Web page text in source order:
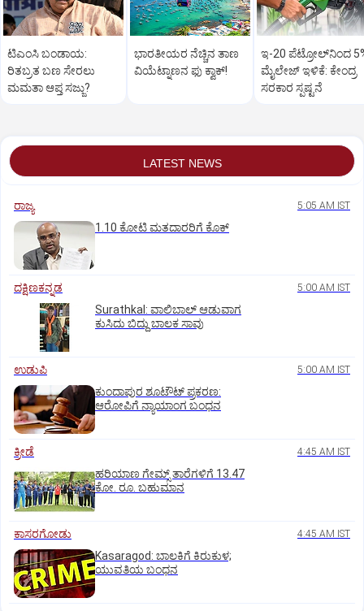
ಟಿಎಂಸಿ ಬಂಡಾಯ:
ರಿತಬ್ರತ ಬಣ ಸೇರಲು
ಮಮತಾ ಆಪ್ತ ಸಜ್ಜು?
ಭಾರತೀಯರ ನೆಚ್ಚಿನ ತಾಣ
ವಿಯೆಟ್ನಾಣನ ಫು ಕ್ವಾಕ್‌!
ಇ-20 ಪೆಟ್ರೋಲ್‌ನಿಂದ
ಮೈಲೇಜ್‌ ಇಳಿಕೆ: ಕೇಂದ್ರ
ಸರಕಾರ ಸ್ಪಷ್ಟನೆ
LATEST NEWS
ರಾಜ್ಯ 5:05 AM IST
1.10 ಕೋಟಿ ಮತದಾರರಿಗೆ ಕೊಕ್‌
ದಕ್ಷಿಣಕನ್ನಡ 5:00 AM IST
Surathkal: ವಾಲಿಬಾಲ್ ಆಡುವಾಗ
ಕುಸಿದು ಬಿದ್ದು ಬಾಲಕ ಸಾವು
ಉಡುಪಿ 5:00 AM IST
ಕುಂದಾಪುರ ಶೂಟೌಟ್ ಪ್ರಕರಣ:
ಆರೋಪಿಗೆ ನ್ಯಾಯಾಂಗ ಬಂಧನ
ಕ್ರೀಡೆ 4:45 AM IST
ಹರಿಯಾಣ ಗೇಮ್ಸ್‌ ತಾರೆಗಳಿಗೆ 13.47
ಕೋ. ರೂ. ಬಹುಮಾನ
ಕಾಸರಗೋಡು 4:45 AM IST
Kasaragod: ಬಾಲಕಿಗೆ ಕಿರುಕುಳ;
ಯುವತಿಯ ಬಂಧನ